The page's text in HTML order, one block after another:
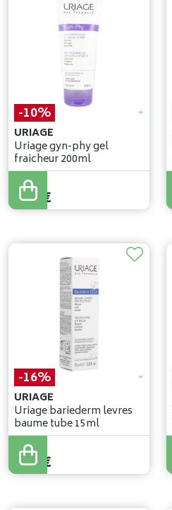
-10%
URIAGE
Uriage gyn-phy gel
fraicheur 200ml
7,90€
7,11 €
-16%
URIAGE
Uriage bariederm levres
baume tube 15ml
9,50€
7,99 €